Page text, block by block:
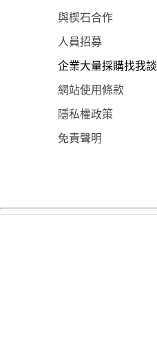
與楔石合作
人員招募
企業大量採購找我談
網站使用條款
隱私權政策
免責聲明